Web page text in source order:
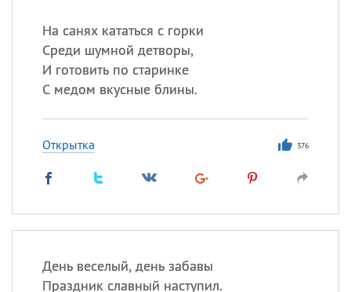
На санях кататься с горки
Среди шумной детворы,
И готовить по старинке
С медом вкусные блины.
Открытка 376
День веселый, день забавы
Праздник славный наступил.